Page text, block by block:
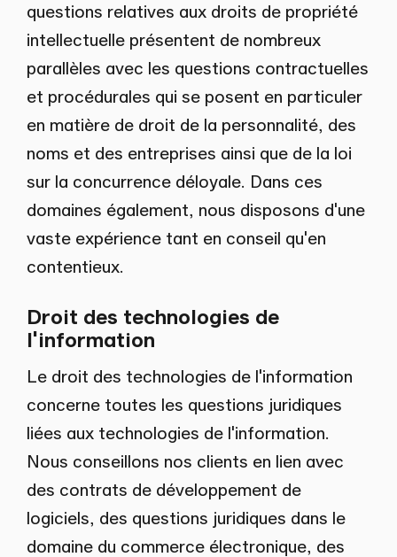
questions relatives aux droits de propriété
intellectuelle présentent de nombreux
parallèles avec les questions contractuelles
et procédurales qui se posent en particuler
en matière de droit de la personnalité, des
noms et des entreprises ainsi que de la loi
sur la concurrence déloyale. Dans ces
domaines également, nous disposons d'une
vaste expérience tant en conseil qu'en
contentieux.
Droit des technologies de
l'information
Le droit des technologies de l'information
concerne toutes les questions juridiques
liées aux technologies de l'information.
Nous conseillons nos clients en lien avec
des contrats de développement de
logiciels, des questions juridiques dans le
domaine du commerce électronique, des